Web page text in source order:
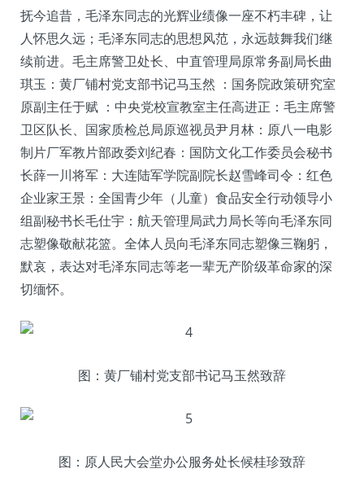
抚今追昔，毛泽东同志的光辉业绩像一座不朽丰碑，让
人怀思久远；毛泽东同志的思想风范，永远鼓舞我们继
续前进。毛主席警卫处长、中直管理局原常务副局长曲
琪玉：黄厂铺村党支部书记马玉然 ：国务院政策研究室
原副主任于赋 ：中央党校宣教室主任高进正：毛主席警
卫区队长、国家质检总局原巡视员尹月林：原八一电影
制片厂军教片部政委刘纪春：国防文化工作委员会秘书
长薛一川将军：大连陆军学院副院长赵雪峰司令：红色
企业家王景：全国青少年（儿童）食品安全行动领导小
组副秘书长毛仕宇：航天管理局武力局长等向毛泽东同
志塑像敬献花篮。全体人员向毛泽东同志塑像三鞠躬，
默哀，表达对毛泽东同志等老一辈无产阶级革命家的深
切缅怀。
图：黄厂铺村党支部书记马玉然致辞
图：原人民大会堂办公服务处长候桂珍致辞